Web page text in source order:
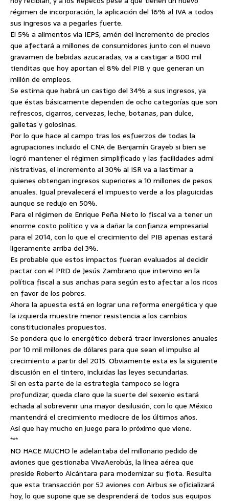
régimen de incorporación, la aplicación del 16% al IVA a todos
sus ingresos va a pegarles fuerte.
El 5% a alimentos vía IEPS, amén del incremento de precios
que afectará a millones de consumidores junto con el nuevo
gravamen de bebidas azucaradas, va a castigar a 800 mil
tienditas que hoy aportan el 8% del PIB y que generan un
millón de empleos.
Se estima que habrá un castigo del 34% a sus ingresos, ya
que éstas básicamente dependen de ocho categorías que son
refrescos, cigarros, cervezas, leche, botanas, pan dulce,
galletas y golosinas.
Por lo que hace al campo tras los esfuerzos de todas la
agrupaciones incluido el CNA de Benjamín Grayeb si bien se
logró mantener el régimen simplificado y las facilidades admi
nistrativas, el incremento al 30% al ISR va a lastimar a
quienes obtengan ingresos superiores a 10 millones de pesos
anuales. Igual prevalecerá el impuesto verde a los plaguicidas
aunque se redujo en 50%.
Para el régimen de Enrique Peña Nieto lo fiscal va a tener un
enorme costo político y va a dañar la confianza empresarial
para el 2014, con lo que el crecimiento del PIB apenas estará
ligeramente arriba del 3%.
Es probable que estos impactos fueran evaluados al decidir
pactar con el PRD de Jesús Zambrano que intervino en la
política fiscal a sus anchas para según esto afectar a los ricos
en favor de los pobres.
Ahora la apuesta está en lograr una reforma energética y que
la izquierda muestre menor resistencia a los cambios
constitucionales propuestos.
Se pondera que lo energético deberá traer inversiones anuales
por 10 mil millones de dólares para que sean el impulso al
crecimiento a partir del 2015. Obviamente esta es la siguiente
discusión en el tintero, incluidas las leyes secundarias.
Si en esta parte de la estrategia tampoco se logra
profundizar, queda claro que la suerte del sexenio estará
echada al sobrevenir una mayor desilusión, con lo que México
mantendrá el crecimiento mediocre de los últimos años.
Así que hay mucho en juego para lo próximo que viene.
***
NO HACE MUCHO le adelantaba del millonario pedido de
aviones que gestionaba VivaAerobús, la línea aérea que
preside Roberto Alcántara para modernizar su flota. Resulta
que esta transacción por 52 aviones con Airbus se oficializará
hoy, lo que supone que se desprenderá de todos sus equipos